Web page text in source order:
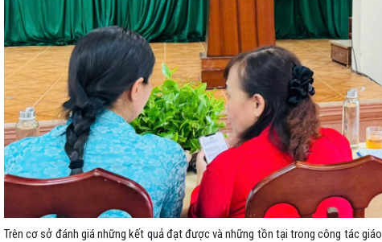
Trên cơ sở đánh giá những kết quả đạt được và những tồn tại trong công tác